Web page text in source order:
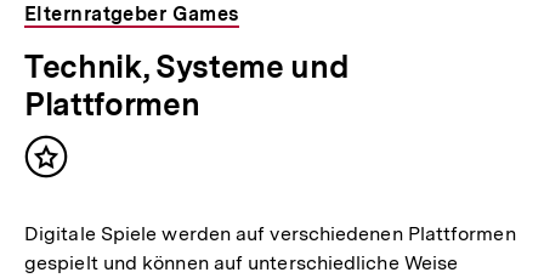
Elternratgeber Games
Technik, Systeme und
Plattformen
Inhalt
Digitale Spiele werden auf verschiedenen Plattformen
gespielt und können auf unterschiedliche Weise